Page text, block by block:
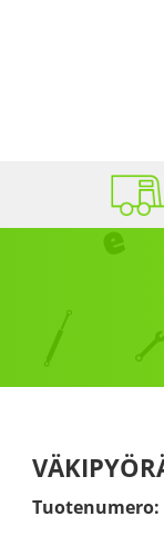
Tuotenumero: